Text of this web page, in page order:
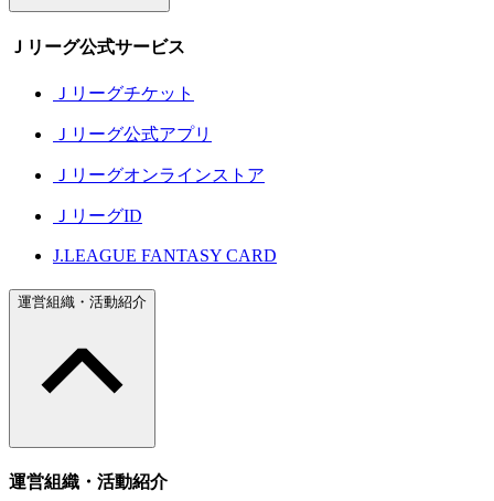
Ｊリーグ公式サービス
Ｊリーグチケット
Ｊリーグ公式アプリ
Ｊリーグオンラインストア
ＪリーグID
J.LEAGUE FANTASY CARD
運営組織・活動紹介
運営組織・活動紹介